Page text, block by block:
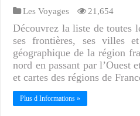
Les Voyages 21,654
Découvrez la liste de toutes
ses frontières, ses villes
géographique de la région
nord en passant par l’Ouest
et cartes des régions de
Plus d Informations »